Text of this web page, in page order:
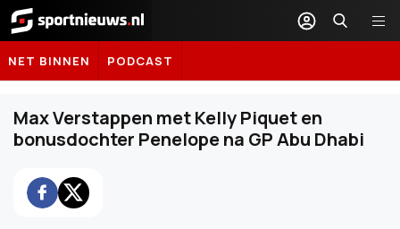
Sportnieuws.nl
NET BINNEN PODCAST
Max Verstappen met Kelly Piquet en
bonusdochter Penelope na GP Abu Dhabi